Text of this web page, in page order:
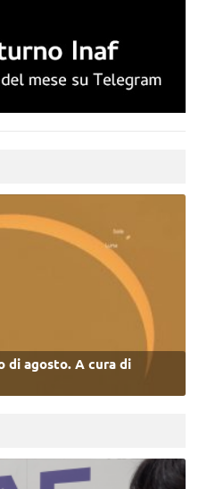
di agosto. A cura di